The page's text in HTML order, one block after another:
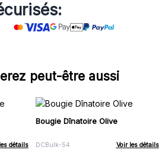
peut-être aussi
détails
Bougie Dînatoire Olive
DCBulk-54 Voir les détails